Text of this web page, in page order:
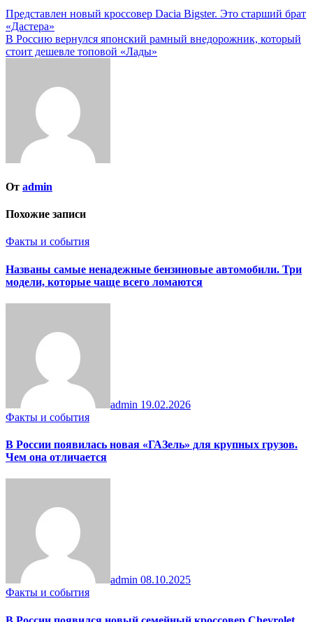
Навигация
по
записям
Представлен новый кроссовер Dacia Bigster. Это старший брат
«Дастера»
В Россию вернулся японский рамный внедорожник, который
стоит дешевле топовой «Лады»
От admin
Похожие записи
Факты и события
Названы самые ненадежные бензиновые автомобили. Три
модели, которые чаще всего ломаются
admin 19.02.2026
Факты и события
В России появилась новая «ГАЗель» для крупных грузов.
Чем она отличается
admin 08.10.2025
Факты и события